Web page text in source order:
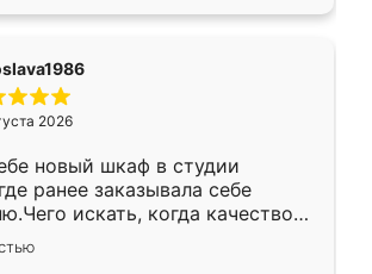
2026
новый шкаф в студии
ранее заказывала себе
искать, когда качеством
Служит кухня уже почти
нет.